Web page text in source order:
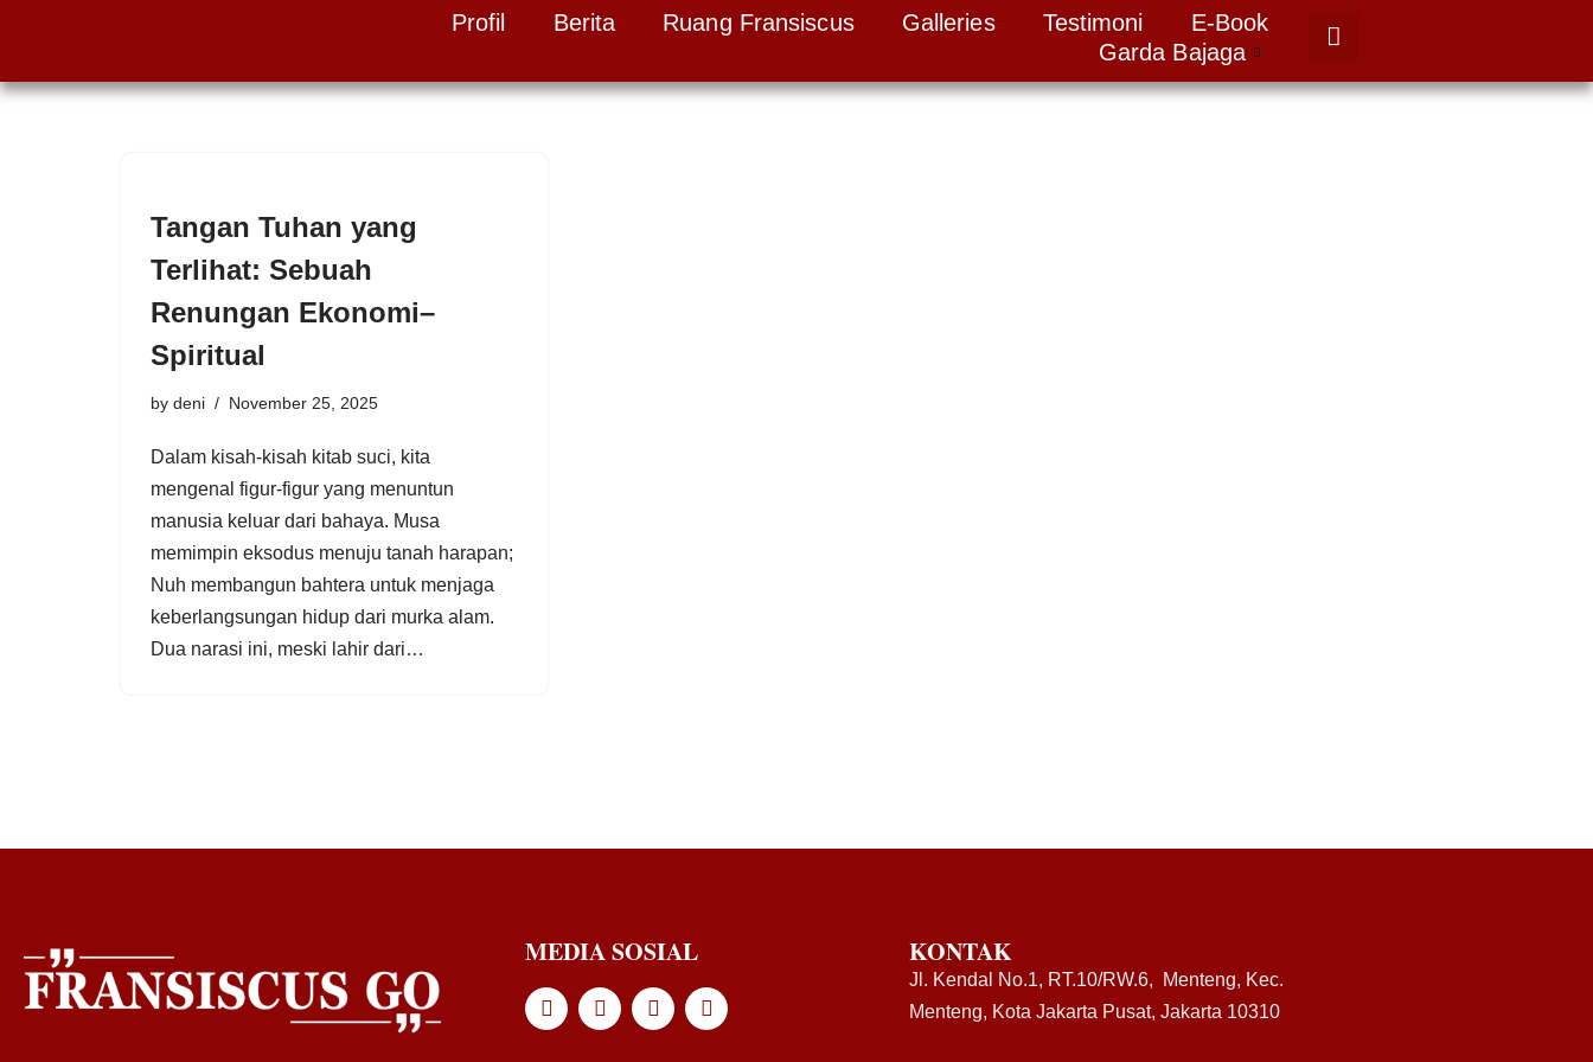
to
Profil Berita Ruang Fransiscus Galleries Testimoni
E-Book
Garda Bajaga
Tangan Tuhan yang
Terlihat: Sebuah
Renungan Ekonomi–
Spiritual
by deni November 25, 2025
Dalam kisah-kisah kitab suci, kita
mengenal figur-figur yang menuntun
manusia keluar dari bahaya. Musa
memimpin eksodus menuju tanah harapan;
Nuh membangun bahtera untuk menjaga
keberlangsungan hidup dari murka alam.
Dua narasi ini, meski lahir dari…
MEDIA SOSIAL KONTAK
Jl. Kendal No.1, RT.10/RW.6, Menteng, Kec.
Menteng, Kota Jakarta Pusat, Jakarta 10310